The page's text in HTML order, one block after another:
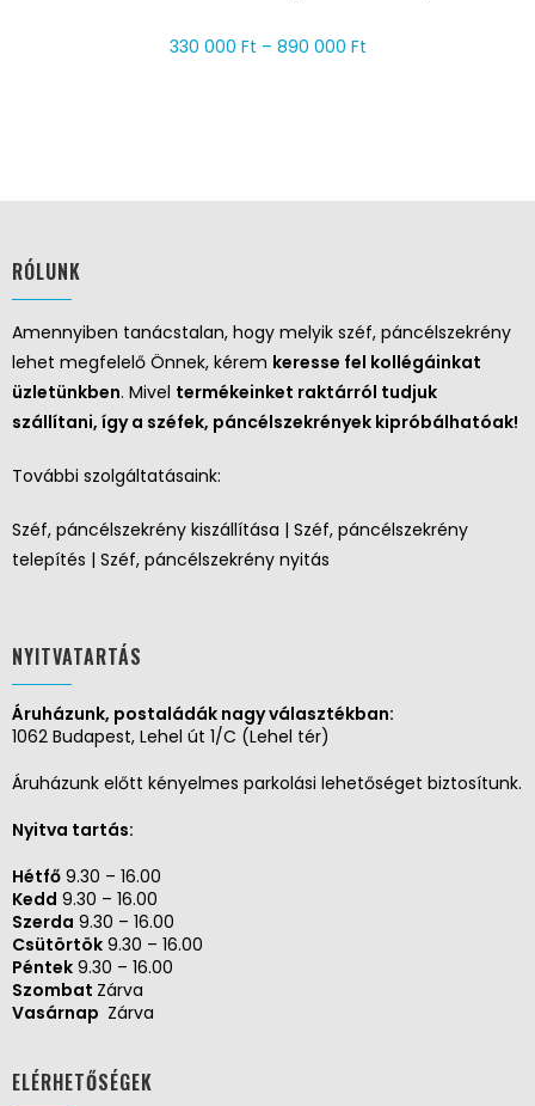
330 000 Ft – 890 000 Ft
RÓLUNK
Amennyiben tanácstalan, hogy melyik széf, páncélszekrény
lehet megfelelő Önnek, kérem keresse fel kollégáinkat
üzletünkben. Mivel termékeinket raktárról tudjuk
szállítani, így a széfek, páncélszekrények kipróbálhatóak!
További szolgáltatásaink:
Széf, páncélszekrény kiszállítása | Széf, páncélszekrény
telepítés | Széf, páncélszekrény nyitás
NYITVATARTÁS
Áruházunk, postaládák nagy választékban:
1062 Budapest, Lehel út 1/C (Lehel tér)
Áruházunk előtt kényelmes parkolási lehetőséget biztosítunk.
Nyitva tartás:
Hétfő 9.30 – 16.00
Kedd 9.30 – 16.00
Szerda 9.30 – 16.00
Csütörtök 9.30 – 16.00
Péntek 9.30 – 16.00
Szombat Zárva
Vasárnap Zárva
ELÉRHETŐSÉGEK